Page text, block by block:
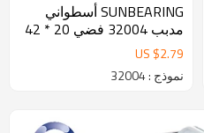
SUNBEARING أسطواني
مدبب 32004 فضي 20 * 42
* 15 ملم كروم فولاذ GCR15
US $2.79
نموذج : 32004